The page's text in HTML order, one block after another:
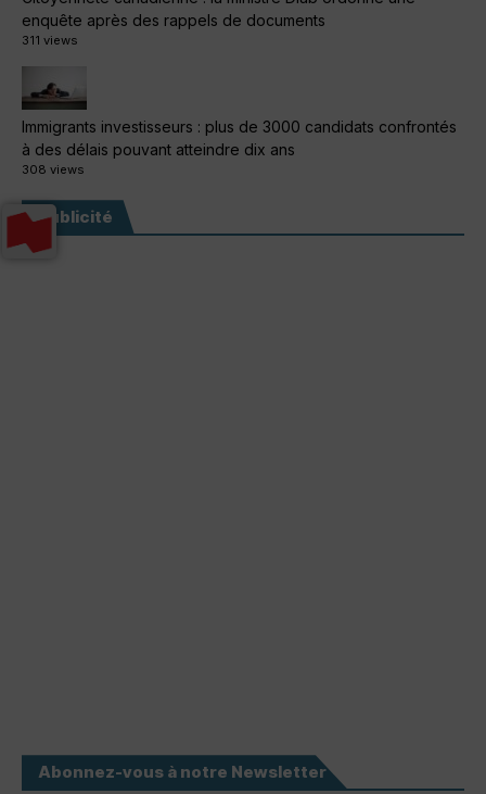
enquête après des rappels de documents
311 views
Immigrants investisseurs : plus de 3000 candidats confrontés
à des délais pouvant atteindre dix ans
308 views
Publicité
Abonnez-vous à notre Newsletter